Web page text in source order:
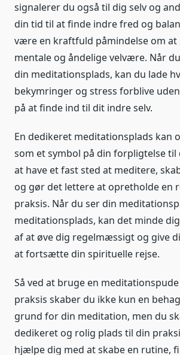
signalerer du også til dig selv og
din tid til at finde indre fred og
være en kraftfuld påmindelse om
mentale og åndelige velvære. Når
din meditationsplads, kan du lade
bekymringer og stress forblive
på at finde ind til dit indre selv.
En dedikeret meditationsplads kan
som et symbol på din forpligtelse til
at have et fast sted at meditere,
og gør det lettere at opretholde en
praksis. Når du ser din
meditationsplads, kan det minde
af at øve dig regelmæssigt og give
at fortsætte din spirituelle rejse.
Så ved at bruge en
praksis skaber du ikke kun en
grund for din meditation, men du
dedikeret og rolig plads til din
hjælpe dig med at skabe en rutine,